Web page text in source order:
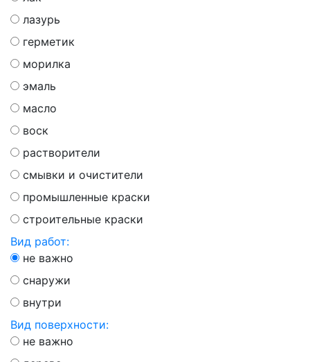
лазурь
герметик
морилка
эмаль
масло
воск
растворители
смывки и очистители
промышленные краски
строительные краски
Вид работ:
не важно
снаружи
внутри
Вид поверхности:
не важно